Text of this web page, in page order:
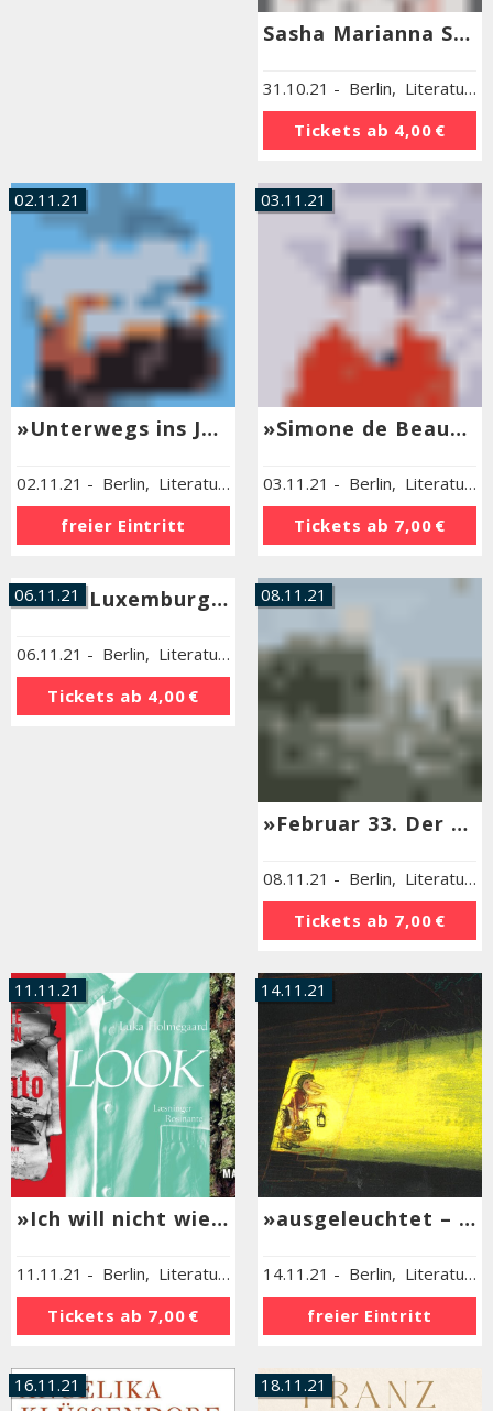
Sasha Marianna Salzmann »Im Menschen muss alles herrlich sein«
31.10.21 - Berlin, Literaturhaus Berlin
Tickets ab 4,00 €
02.11.21
»Unterwegs ins Jahr 100 - Margot Friedländer gemalt von Stephanie v. Dallwitz«
02.11.21 - Berlin, Literaturhaus Berlin
freier Eintritt
03.11.21
»Simone de Beauvoir«
03.11.21 - Berlin, Literaturhaus Berlin
Tickets ab 7,00 €
06.11.21 »Rosa Luxemburg zum Gedenken«
06.11.21 - Berlin, Literaturhaus Berlin
Tickets ab 4,00 €
08.11.21
»Februar 33. Der Winter der Literatur«
08.11.21 - Berlin, Literaturhaus Berlin
Tickets ab 7,00 €
11.11.21
»Ich will nicht wieder anderen zuliebe einfach sein« Gegenwartsliteratur aus Dänemark
11.11.21 - Berlin, Literaturhaus Berlin
Tickets ab 7,00 €
14.11.21
»ausgeleuchtet – von Finsternis, Dämmerung und helllichten Tagen«
14.11.21 - Berlin, Literaturhaus Berlin
freier Eintritt
16.11.21 18.11.21